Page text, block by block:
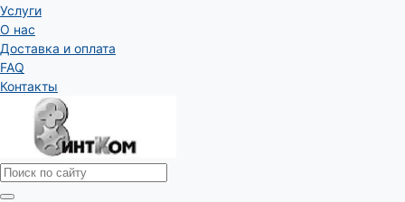
Услуги
О нас
Доставка и оплата
FAQ
Контакты